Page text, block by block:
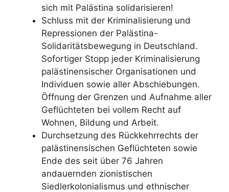
sich mit Palästina solidarisieren!
Schluss mit der Kriminalisierung und
Repressionen der Palästina-
Solidaritätsbewegung in Deutschland.
Sofortiger Stopp jeder Kriminalisierung
palästinensischer Organisationen und
Individuen sowie aller Abschiebungen.
Öffnung der Grenzen und Aufnahme aller
Geflüchteten bei vollem Recht auf
Wohnen, Bildung und Arbeit.
Durchsetzung des Rückkehrrechts der
palästinensischen Geflüchteten sowie
Ende des seit über 76 Jahren
andauernden zionistischen
Siedlerkolonialismus und ethnischer